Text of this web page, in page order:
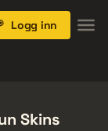
Logg inn
Skins